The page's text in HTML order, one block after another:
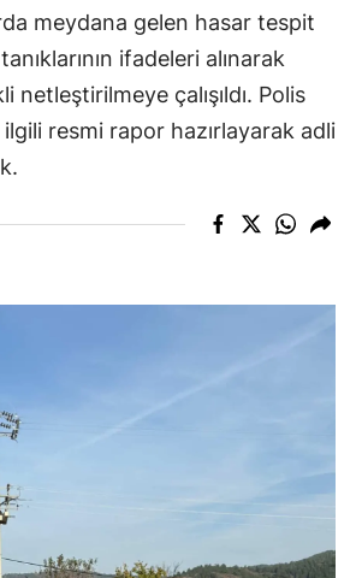
meydana gelen hasar tespit
ifadeleri alınarak
netleştirilmeye çalışıldı. Polis
resmi rapor hazırlayarak adli